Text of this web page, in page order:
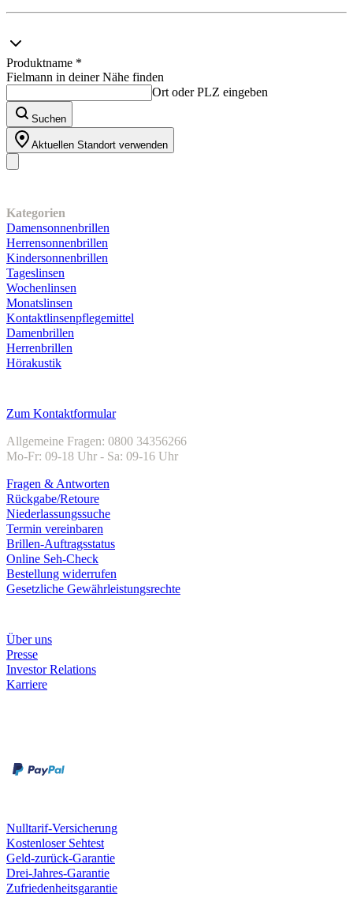
Produktname *
Fielmann in deiner Nähe finden
Ort oder PLZ eingeben
Suchen
Aktuellen Standort verwenden
Kategorien
Damensonnenbrillen
Herrensonnenbrillen
Kindersonnenbrillen
Tageslinsen
Wochenlinsen
Monatslinsen
Kontaktlinsenpflegemittel
Damenbrillen
Herrenbrillen
Hörakustik
Zum Kontaktformular
Allgemeine Fragen: 0800 34356266
Mo-Fr: 09-18 Uhr - Sa: 09-16 Uhr
Fragen & Antworten
Rückgabe/Retoure
Niederlassungssuche
Termin vereinbaren
Brillen-Auftragsstatus
Online Seh-Check
Bestellung widerrufen
Gesetzliche Gewährleistungsrechte
Über uns
Presse
Investor Relations
Karriere
Nulltarif-Versicherung
Kostenloser Sehtest
Geld-zurück-Garantie
Drei-Jahres-Garantie
Zufriedenheitsgarantie